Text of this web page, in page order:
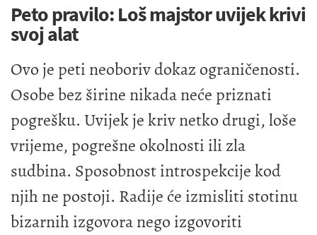
Peto pravilo: Loš majstor uvijek krivi
svoj alat
Ovo je peti neoboriv dokaz ograničenosti.
Osobe bez širine nikada neće priznati
pogrešku. Uvijek je kriv netko drugi, loše
vrijeme, pogrešne okolnosti ili zla
sudbina. Sposobnost introspekcije kod
njih ne postoji. Radije će izmisliti stotinu
bizarnih izgovora nego izgovoriti